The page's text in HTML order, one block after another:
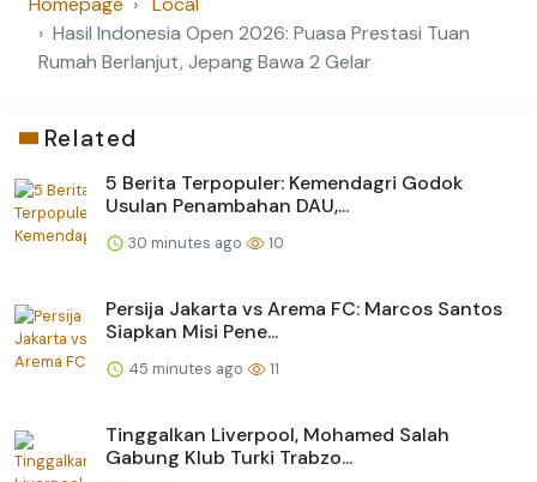
Hasil Indonesia Open 2026: Puasa Prestasi Tuan
Rumah Berlanjut, Jepang Bawa 2 Gelar
Related
5 Berita Terpopuler: Kemendagri Godok
Usulan Penambahan DAU,...
30 minutes ago 10
Persija Jakarta vs Arema FC: Marcos Santos
Siapkan Misi Pene...
45 minutes ago 11
Tinggalkan Liverpool, Mohamed Salah
Gabung Klub Turki Trabzo...